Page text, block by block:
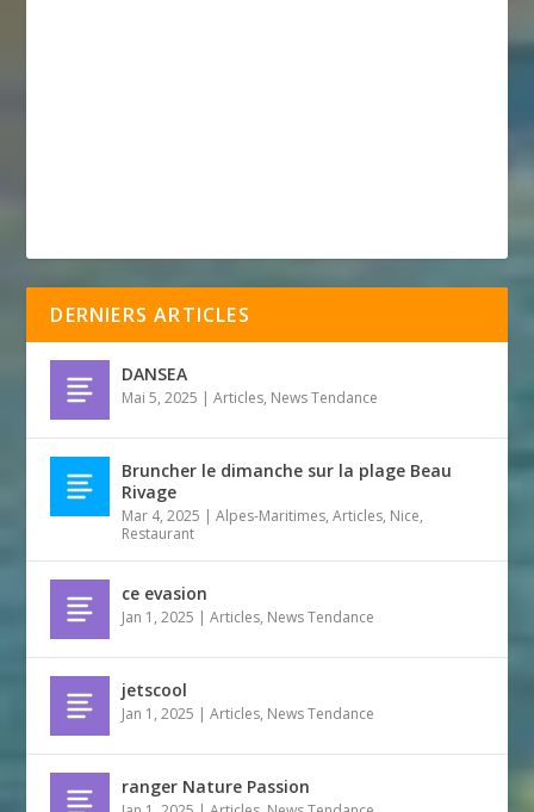
DERNIERS ARTICLES
DANSEA
Mai 5, 2025 |Articles, News Tendance
Bruncher le dimanche sur la plage Beau
Rivage
Mar 4, 2025 |Alpes-Maritimes,Articles, Nice,
Restaurant
ce evasion
Jan 1, 2025 |Articles, News Tendance
jetscool
Jan 1, 2025 |Articles, News Tendance
ranger Nature Passion